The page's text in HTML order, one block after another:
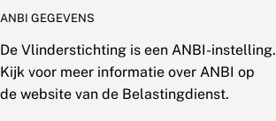
ANBI GEGEVENS
De Vlinderstichting is een ANBI-instelling.
Kijk voor meer informatie over ANBI op
de website van de Belastingdienst.